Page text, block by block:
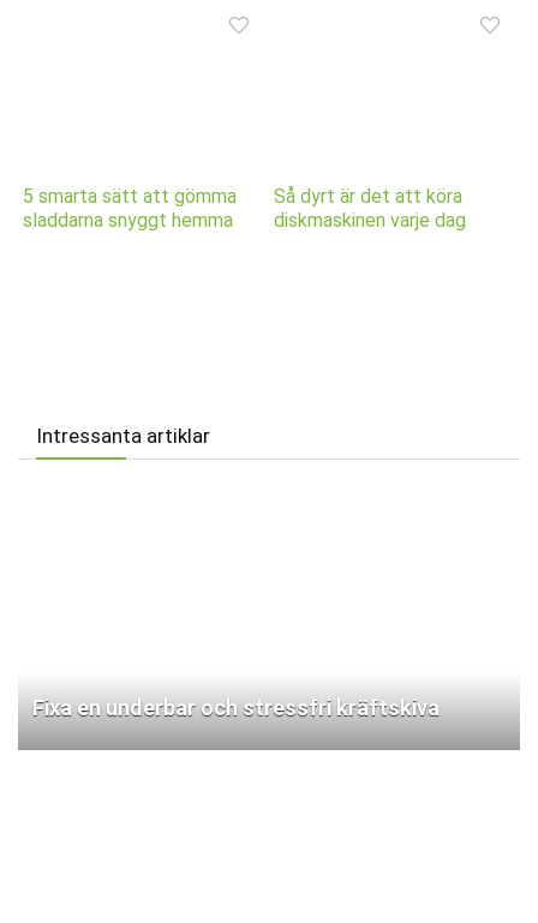
5 smarta sätt att gömma
sladdarna snyggt hemma
Så dyrt är det att köra
diskmaskinen varje dag
Intressanta artiklar
Fixa en underbar och stressfri kräftskiva